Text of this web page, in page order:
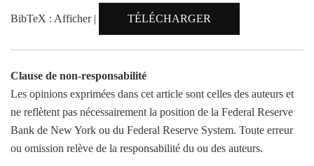
BibTeX : Afficher | TÉLÉCHARGER
Clause de non-responsabilité
Les opinions exprimées dans cet article sont celles des auteurs et
ne reflètent pas nécessairement la position de la Federal Reserve
Bank de New York ou du Federal Reserve System. Toute erreur
ou omission relève de la responsabilité du ou des auteurs.